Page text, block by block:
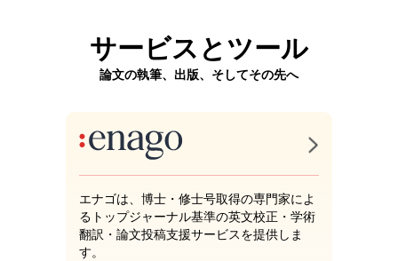
サービスとツール
論文の執筆、出版、そしてその先へ
エナゴは、博士・修士号取得の専門家によ
るトップジャーナル基準の英文校正・学術
翻訳・論文投稿支援サービスを提供しま
す。